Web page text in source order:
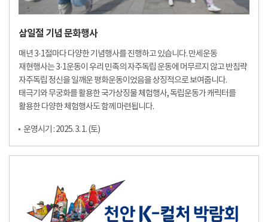
삼일절 기념 문화행사
매년 3·1절마다 다양한 기념행사를 진행하고 있습니다. 만세운동
재현행사는 3·1운동이 우리 민족의 자주독립 운동에 머무르지 않고 반침략
자주독립 정신을 일깨운 평화운동이었음을 상징적으로 보여줍니다.
태극기와 무궁화를 활용한 국가상징물 체험행사, 독립운동가 캐릭터를
활용한 다양한 체험행사도 함께 마련됩니다.
운영시기 : 2025. 3. 1. (토)